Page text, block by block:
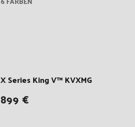
X Series King V™ KVXMG
899 €